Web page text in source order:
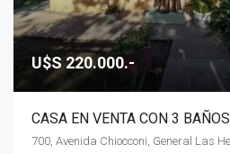
U$S 220.000.-
CASA EN VENTA CON 3 BAÑOS